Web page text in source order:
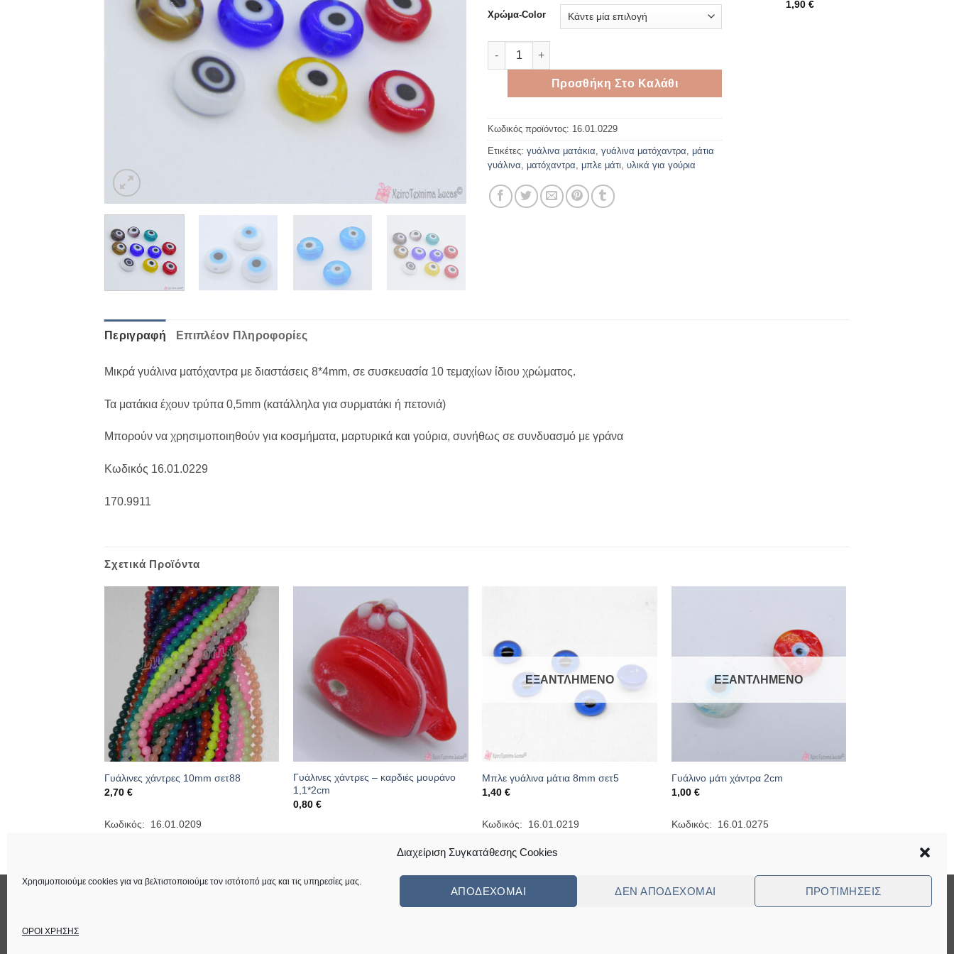
Διαχείριση Συγκατάθεσης Cookies
Χρησιμοποιούμε cookies για να βελτιστοποιούμε τον ιστότοπό μας και τις υπηρεσίες μας.
ΑΠΟΔΈΧΟΜΑΙ ΔΕΝ ΑΠΟΔΈΧΟΜΑΙ ΠΡΟΤΙΜΉΣΕΙΣ
ΟΡΟΙ ΧΡΗΣΗΣ
Χρώμα-Color
Γυάλινες χάντρες μάτια 8*4mm σετ10 ποσότητα
Προσθήκη Στο Καλάθι
Κωδικός προϊόντος: 16.01.0229
Ετικέτες: γυάλινα ματάκια γυάλινα ματόχαντρα μάτια
γυάλινα ματόχαντρα μπλε μάτι υλικά για γούρια
1,90 €
Περιγραφή Επιπλέον Πληροφορίες
Μικρά γυάλινα ματόχαντρα με διαστάσεις 8*4mm, σε συσκευασία 10 τεμαχίων ίδιου χρώματος.
Τα ματάκια έχουν τρύπα 0,5mm (κατάλληλα για συρματάκι ή πετονιά)
Μπορούν να χρησιμοποιηθούν για κοσμήματα, μαρτυρικά και γούρια, συνήθως σε συνδυασμό με γράνα
Κωδικός 16.01.0229
170.9911
Σχετικά Προϊόντα
Γυάλινες χάντρες 10mm σετ88
2,70 €
Κωδικός: 16.01.0209
Γυάλινες χάντρες – καρδιές μουράνο
1,1*2cm
0,80€
ΕΞΑΝΤΛΗΜΈΝΟ
Μπλε γυάλινα μάτια 8mm σετ5
1,40€
Κωδικός: 16.01.0219
ΕΞΑΝΤΛΗΜΈΝΟ
Γυάλινο μάτι χάντρα 2cm
1,00 €
Κωδικός: 16.01.0275
Visa
Bank
Cash